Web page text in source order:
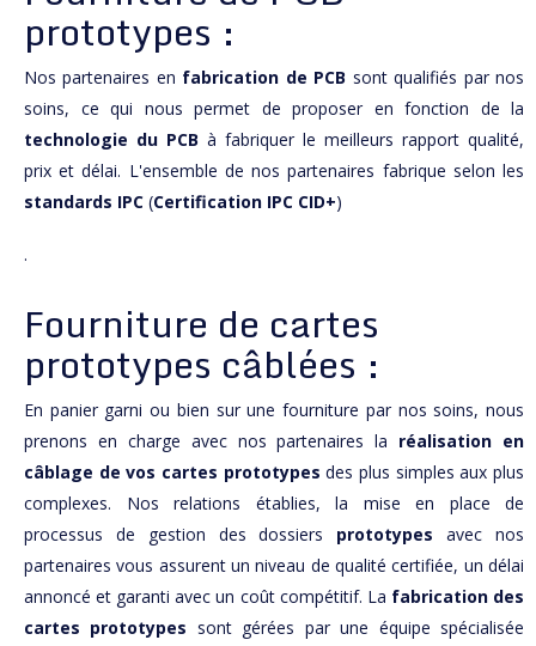
prototypes :
Nos partenaires en fabrication de PCB sont qualifiés par nos
soins, ce qui nous permet de proposer en fonction de la
technologie du PCB à fabriquer le meilleurs rapport qualité,
prix et délai. L'ensemble de nos partenaires fabrique selon les
standards IPC (Certification IPC CID+)
.
Fourniture de cartes
prototypes câblées :
En panier garni ou bien sur une fourniture par nos soins, nous
prenons en charge avec nos partenaires la réalisation en
câblage de vos cartes prototypes des plus simples aux plus
complexes. Nos relations établies, la mise en place de
processus de gestion des dossiers prototypes avec nos
partenaires vous assurent un niveau de qualité certifiée, un délai
annoncé et garanti avec un coût compétitif. La fabrication des
cartes prototypes sont gérées par une équipe spécialisée